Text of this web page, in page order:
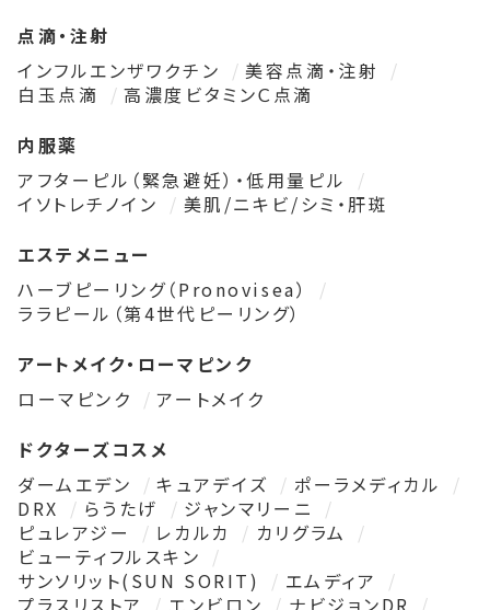
点滴・注射
インフルエンザワクチン
美容点滴・注射
白玉点滴
高濃度ビタミンＣ点滴
内服薬
アフターピル（緊急避妊）・低用量ピル
イソトレチノイン
美肌/ニキビ/シミ・肝斑
エステメニュー
ハーブピーリング（Pronovisea）
ララピール（第4世代ピーリング）
アートメイク・ローマピンク
ローマピンク
アートメイク
ドクターズコスメ
ダームエデン
キュアデイズ
ポーラメディカル
DRX
らうたげ
ジャンマリーニ
ピュレアジー
レカルカ
カリグラム
ビューティフルスキン
サンソリット(SUN SORIT)
エムディア
プラスリストア
エンビロン ナビジョンDR